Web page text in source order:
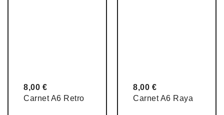
8,00 €
Carnet A6 Retro
8,00 €
Carnet A6 Raya